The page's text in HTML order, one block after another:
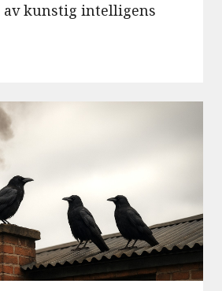
kunstig intelligens